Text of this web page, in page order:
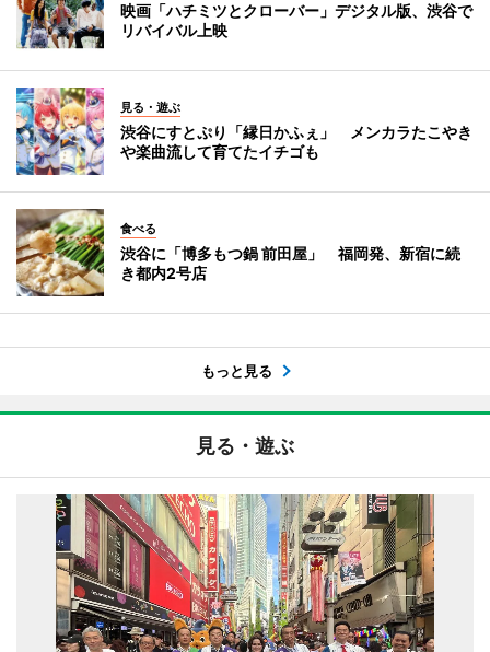
映画「ハチミツとクローバー」デジタル版、渋谷で
リバイバル上映
見る・遊ぶ
渋谷にすとぷり「縁日かふぇ」 メンカラたこやき
や楽曲流して育てたイチゴも
食べる
渋谷に「博多もつ鍋 前田屋」 福岡発、新宿に続
き都内2号店
もっと見る
見る・遊ぶ